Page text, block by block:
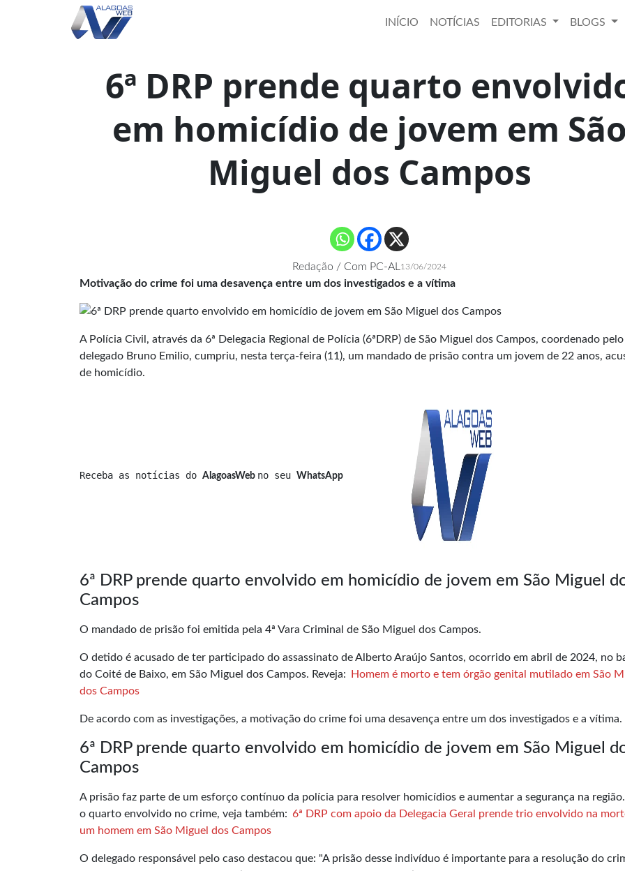
INÍCIO NOTÍCIAS EDITORIAS BLOGS
6ª DRP prende quarto
em homicídio de jovem em
Miguel dos Campos
Redação / Com PC-AL 13/06/2024
Motivação do crime foi uma desavença entre um dos investigados e a vítima
A Polícia Civil, através da 6ª Delegacia Regional de Polícia (6ªDRP) de São Miguel dos Campos, coordenado pelo
delegado Bruno Emilio, cumpriu, nesta terça-feira (11), um mandado de prisão contra um jovem de 22 anos,
de homicídio.
Receba as notícias do AlagoasWeb no seu WhatsApp
6ª DRP prende quarto envolvido em homicídio de jovem em São Miguel
Campos
O mandado de prisão foi emitida pela 4ª Vara Criminal de São Miguel dos Campos.
O detido é acusado de ter participado do assassinato de Alberto Araújo Santos, ocorrido em abril de 2024, no
do Coité de Baixo, em São Miguel dos Campos. Reveja:
Homem é morto e tem órgão genital mutilado em São
dos Campos
De acordo com as investigações, a motivação do crime foi uma desavença entre um dos investigados e a vítima.
6ª DRP prende quarto envolvido em homicídio de jovem em São Miguel
Campos
A prisão faz parte de um esforço contínuo da polícia para resolver homicídios e aumentar a segurança na região.
o quarto envolvido no crime, veja também: 6ª DRP com apoio da Delegacia Geral prende trio envolvido na
um homem em São Miguel dos Campos
O delegado responsável pelo caso destacou que: "A prisão desse indivíduo é importante para a resolução do